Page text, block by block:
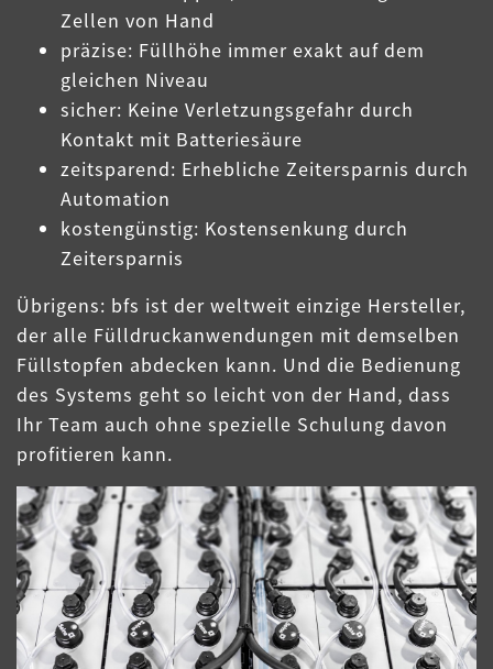
Zellen von Hand
präzise: Füllhöhe immer exakt auf dem
gleichen Niveau
sicher: Keine Verletzungsgefahr durch
Kontakt mit Batteriesäure
zeitsparend: Erhebliche Zeitersparnis durch
Automation
kostengünstig: Kostensenkung durch
Zeitersparnis
Übrigens: bfs ist der weltweit einzige Hersteller,
der alle Fülldruckanwendungen mit demselben
Füllstopfen abdecken kann. Und die Bedienung
des Systems geht so leicht von der Hand, dass
Ihr Team auch ohne spezielle Schulung davon
profitieren kann.